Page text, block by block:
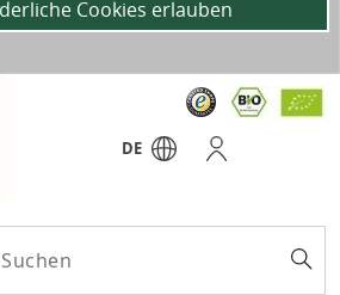
DE
Cookies erlauben